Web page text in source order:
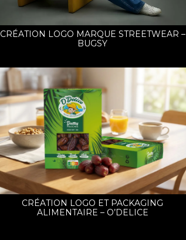
CRÉATION LOGO MARQUE STREETWEAR –
BUGSY
CRÉATION LOGO ET PACKAGING
ALIMENTAIRE – O’DELICE